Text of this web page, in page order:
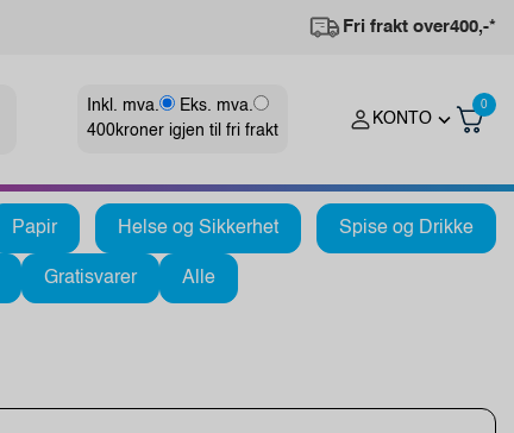
Fri frakt over400,-*
Inkl. mva.
Eks. mva.
400kroner igjen til fri frakt
KONTO
0
Papir Helse og Sikkerhet Spise og Drikke
Gratisvarer Alle